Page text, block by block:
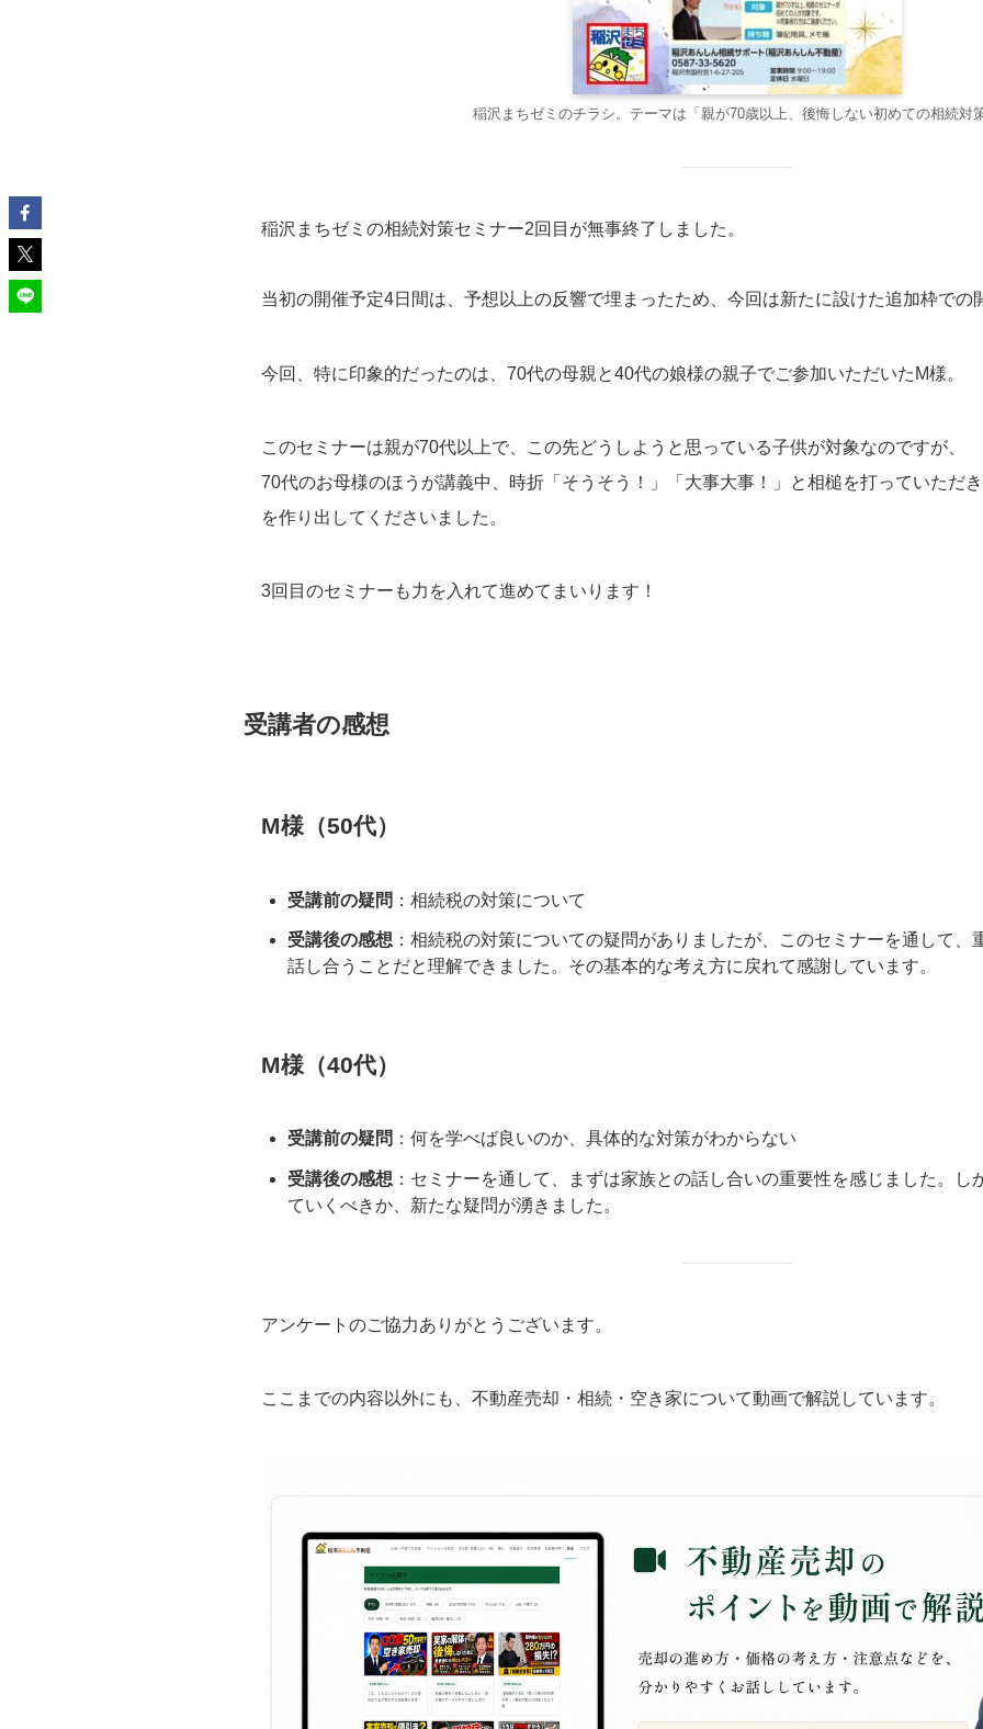
稲沢まちゼミのチラシ。テーマは「親が70歳以上、後悔しない初めての相続対
稲沢まちゼミの相続対策セミナー2回目が無事終了しました。
当初の開催予定4日間は、予想以上の反響で埋まったため、今回は新たに設けた追加枠での
今回、特に印象的だったのは、70代の母親と40代の娘様の親子でご参加いただいたM様。
このセミナーは親が70代以上で、この先どうしようと思っている子供が対象なのですが、
70代のお母様のほうが講義中、時折「そうそう！」「大事大事！」と相槌を打っていただ
を作り出してくださいました。
3回目のセミナーも力を入れて進めてまいります！
受講者の感想
M様（50代）
受講前の疑問 ：相続税の対策について
受講後の感想 ：相続税の対策についての疑問がありましたが、このセミナーを通して、
話し合うことだと理解できました。その基本的な考え方に戻れて感謝しています。
M様（40代）
受講前の疑問 ：何を学べば良いのか、具体的な対策がわからない
受講後の感想 ：セミナーを通して、まずは家族との話し合いの重要性を感じました。し
ていくべきか、新たな疑問が湧きました。
アンケートのご協力ありがとうございます。
ここまでの内容以外にも、不動産売却・相続・空き家について動画で解説しています。